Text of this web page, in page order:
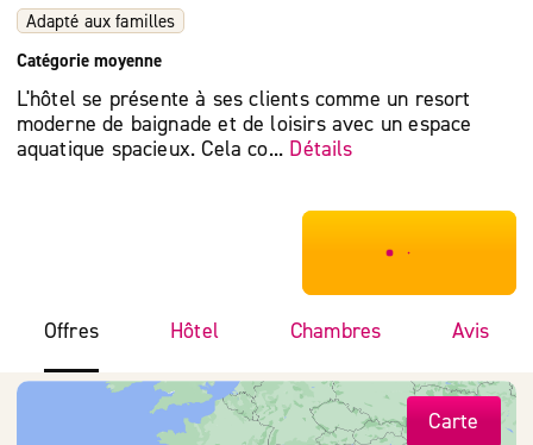
Adapté aux familles
Catégorie moyenne
L'hôtel se présente à ses clients comme un resort
moderne de baignade et de loisirs avec un espace
aquatique spacieux. Cela co... Détails
***************
Offres Hôtel Chambres Avis
Carte